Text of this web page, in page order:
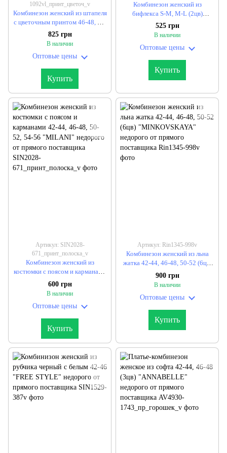
1092vl_принт_цветоч_v
Комбинезон женский из штапеля
с цветочным принтом 46-48, 50-
52, 54-56, 58-60 (2цв) "VLADA"
недорого от прямого
825 грн
В наличии
Оптовые цены
Купить
Комбинезон женский из
бифлекса S-M, M-L (2цв)
"ANNVER" недорого от прямого
поставщика
525 грн
В наличии
Оптовые цены
Купить
Артикул: SIN2028-
671_принт_полоска_v
Комбинезон женский из
костюмки с поясом и карманами
42-44, 46-48, 50-52, 54-56
"MILANI" недорого от прямого
600 грн
В наличии
Оптовые цены
Купить
Артикул: Rin1345-998v
Комбинезон женский из льна
жатка 42-44, 46-48, 50-52 (6цв)
"MINKOVSKAYA" недорого от
прямого поставщика
900 грн
В наличии
Оптовые цены
Купить